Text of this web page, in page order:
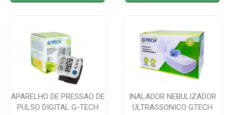
APARELHO DE PRESSAO DE
PULSO DIGITAL G-TECH
INALADOR NEBULIZADOR
ULTRASSONICO GTECH